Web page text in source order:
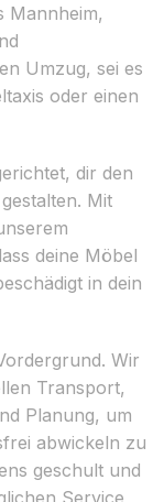
Mannheim,
Umzug, sei es
oder einen
dir den
Mit
deine Möbel
in dein
Wir
Transport,
Planung, um
abwickeln zu
geschult und
Service